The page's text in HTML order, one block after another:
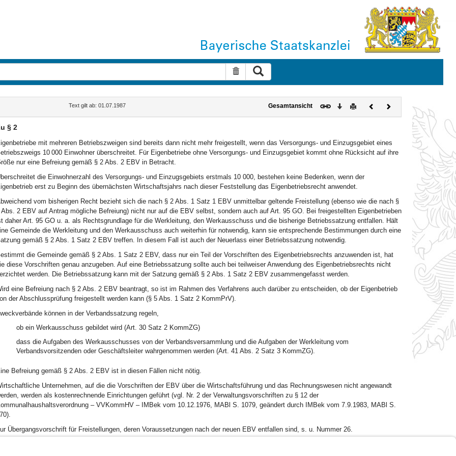
Suche zurücksetzen
Text gilt ab: 01.07.1987 Gesamtansicht Download
DruckenVorherigesNächstes
Dokument
§ 2
mit mehreren Betriebszweigen sind bereits dann nicht mehr freigestellt, wenn das Versorgungs- und Einzugsgebiet eines
10 000 Einwohner überschreitet. Für Eigenbetriebe ohne Versorgungs- und Einzugsgebiet kommt ohne Rücksicht auf ihre
nur eine Befreiung gemäß § 2 Abs. 2 EBV in Betracht.
die Einwohnerzahl des Versorgungs- und Einzugsgebiets erstmals 10 000, bestehen keine Bedenken, wenn der
erst zu Beginn des übernächsten Wirtschaftsjahrs nach dieser Feststellung das Eigenbetriebsrecht anwendet.
vom bisherigen Recht bezieht sich die nach § 2 Abs. 1 Satz 1 EBV unmittelbar geltende Freistellung (ebenso wie die nach §
Abs. 2 EBV auf Antrag mögliche Befreiung) nicht nur auf die EBV selbst, sondern auch auf Art. 95 GO. Bei freigestellten Eigenbetrieben
daher Art. 95 GO u. a. als Rechtsgrundlage für die Werkleitung, den Werkausschuss und die bisherige Betriebssatzung entfallen. Hält
Gemeinde die Werkleitung und den Werkausschuss auch weiterhin für notwendig, kann sie entsprechende Bestimmungen durch eine
gemäß § 2 Abs. 1 Satz 2 EBV treffen. In diesem Fall ist auch der Neuerlass einer Betriebssatzung notwendig.
die Gemeinde gemäß § 2 Abs. 1 Satz 2 EBV, dass nur ein Teil der Vorschriften des Eigenbetriebsrechts anzuwenden ist, hat
diese Vorschriften genau anzugeben. Auf eine Betriebssatzung sollte auch bei teilweiser Anwendung des Eigenbetriebsrechts nicht
werden. Die Betriebssatzung kann mit der Satzung gemäß § 2 Abs. 1 Satz 2 EBV zusammengefasst werden.
eine Befreiung nach § 2 Abs. 2 EBV beantragt, so ist im Rahmen des Verfahrens auch darüber zu entscheiden, ob der Eigenbetrieb
der Abschlussprüfung freigestellt werden kann (§ 5 Abs. 1 Satz 2 KommPrV).
können in der Verbandssatzung regeln,
ob ein Werkausschuss gebildet wird (Art. 30 Satz 2 KommZG)
dass die Aufgaben des Werkausschusses von der Verbandsversammlung und die Aufgaben der Werkleitung vom
Verbandsvorsitzenden oder Geschäftsleiter wahrgenommen werden (Art. 41 Abs. 2 Satz 3 KommZG).
Befreiung gemäß § 2 Abs. 2 EBV ist in diesen Fällen nicht nötig.
Unternehmen, auf die die Vorschriften der EBV über die Wirtschaftsführung und das Rechnungswesen nicht angewandt
werden als kostenrechnende Einrichtungen geführt (vgl. Nr. 2 der Verwaltungsvorschriften zu § 12 der
– VVKommHV – IMBek vom 10.12.1976, MABl S. 1079, geändert durch IMBek vom 7.9.1983, MABl S.
Übergangsvorschrift für Freistellungen, deren Voraussetzungen nach der neuen EBV entfallen sind, s. u. Nummer 26.